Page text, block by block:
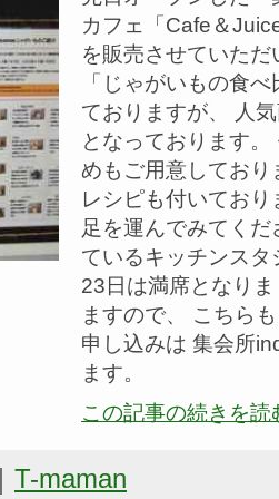
カフェ「Cafe＆
を販売させていた
「じゃがいもの食
ておりますが、 人
となっております
めもご用意してお
レシピも付いてお
足を運んでみてく
ているキッチンス
23日は満席となり
ますので、 こちら
申し込みは 集会所
ます。
この記事の続きを読
T-maman